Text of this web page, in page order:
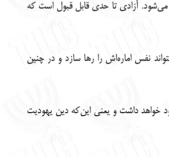
می‌شود. آزادی تا حدی قابل قبول است که
نفس اماره‌اش را رها سازد و در چنین
خواهد داشت و یعنی این‌که دین یهودیت